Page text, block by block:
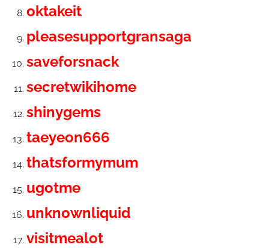
oktakeit
pleasesupportgransaga
saveforsnack
secretwikihome
shinygems
taeyeon666
thatsformymum
ugotme
unknownliquid
visitmealot